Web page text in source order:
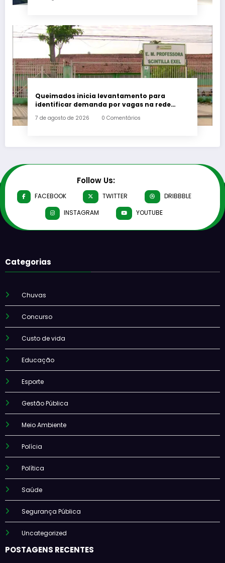
Queimados inicia levantamento para
identificar demanda por vagas na rede
7 de agosto de 2026 0 Comentários
Follow Us:
FACEBOOK TWITTER
DRIBBBLE
INSTAGRAM
YOUTUBE
Categorias
Chuvas
Concurso
Custo de vida
Educação
Esporte
Gestão Pública
Meio Ambiente
Polícia
Política
Saúde
Segurança Pública
Uncategorized
POSTAGENS RECENTES